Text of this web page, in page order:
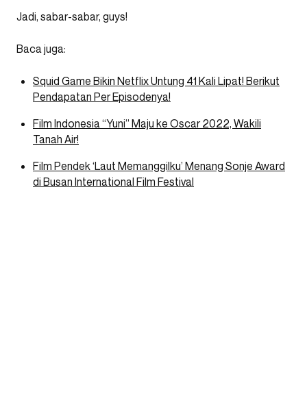
Jadi, sabar-sabar, guys!
Baca juga:
Squid Game Bikin Netflix Untung 41 Kali Lipat! Berikut
Pendapatan Per Episodenya!
Film Indonesia “Yuni” Maju ke Oscar 2022, Wakili
Tanah Air!
Film Pendek ‘Laut Memanggilku’ Menang Sonje Award
di Busan International Film Festival